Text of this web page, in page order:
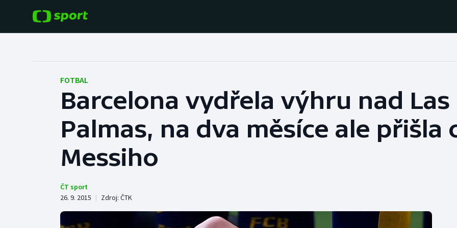
Hokej
Tenis
Atletika
Baseball a softbal
Basketbal
Jezdectví
Judo
Rychlobruslení
Rychlostní
kanoistika
FOTBAL
Barcelona vydřela výhru nad Las
Palmas, na dva měsíce ale přišla
Messiho
ČT sport
26. 9. 2015 | Zdroj: ČTK